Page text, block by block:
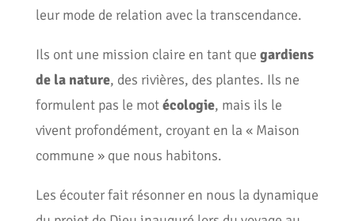
leur mode de relation avec la transcendance.
Ils ont une mission claire en tant que gardiens
de la nature, des rivières, des plantes. Ils ne
formulent pas le motécologie, mais ils le
vivent profondément, croyant en la « Maison
commune » que nous habitons.
Les écouter fait résonner en nous la dynamique